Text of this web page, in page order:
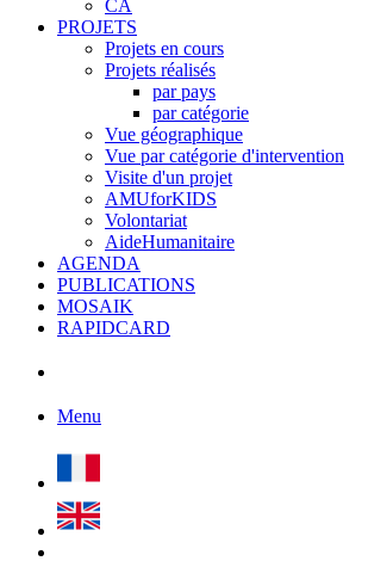
CA
PROJETS
Projets en cours
Projets réalisés
par pays
par catégorie
Vue géographique
Vue par catégorie d'intervention
Visite d'un projet
AMUforKIDS
Volontariat
AideHumanitaire
AGENDA
PUBLICATIONS
MOSAIK
RAPIDCARD
Menu